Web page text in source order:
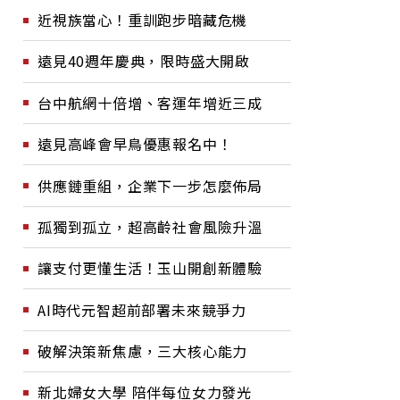
近視族當心！重訓跑步暗藏危機
遠見40週年慶典，限時盛大開啟
台中航網十倍增、客運年增近三成
遠見高峰會早鳥優惠報名中！
供應鏈重組，企業下一步怎麼佈局
孤獨到孤立，超高齡社會風險升溫
讓支付更懂生活！玉山開創新體驗
AI時代元智超前部署未來競爭力
破解決策新焦慮，三大核心能力
新北婦女大學 陪伴每位女力發光